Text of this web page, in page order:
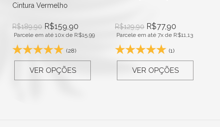
Cintura Vermelho
R$189,90 R$159,90
Parcele em até 10x de R$15,99
(28)
VER OPÇÕES
R$129,90 R$77,90
Parcele em até 7x de R$11,13
(1)
VER OPÇÕES